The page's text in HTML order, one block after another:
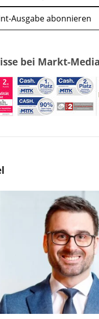
Ausgabe abonnieren
bei Markt-